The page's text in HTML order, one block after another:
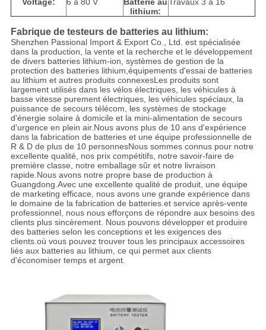
Voltage: 6 à 80 V
Batterie au
lithium:
Travaux 3 à 16
Fabrique de testeurs de batteries au lithium:
Shenzhen Passional Import & Export Co., Ltd. est spécialisée
dans la production, la vente et la recherche et le développement
de divers batteries lithium-ion, systèmes de gestion de la
protection des batteries lithium,équipements d'essai de batteries
au lithium et autres produits connexesLes produits sont
largement utilisés dans les vélos électriques, les véhicules à
basse vitesse purement électriques, les véhicules spéciaux, la
puissance de secours télécom, les systèmes de stockage
d'énergie solaire à domicile et la mini-alimentation de secours
d'urgence en plein air.Nous avons plus de 10 ans d'expérience
dans la fabrication de batteries et une équipe professionnelle de
R & D de plus de 10 personnesNous sommes connus pour notre
excellente qualité, nos prix compétitifs, notre savoir-faire de
première classe, notre emballage sûr et notre livraison
rapide.Nous avons notre propre base de production à
Guangdong.Avec une excellente qualité de produit, une équipe
de marketing efficace, nous avons une grande expérience dans
le domaine de la fabrication de batteries.et service après-vente
professionnel, nous nous efforçons de répondre aux besoins des
clients plus sincèrement. Nous pouvons développer et produire
des batteries selon les conceptions et les exigences des
clients.où vous pouvez trouver tous les principaux accessoires
liés aux batteries au lithium, ce qui permet aux clients
d'économiser temps et argent.